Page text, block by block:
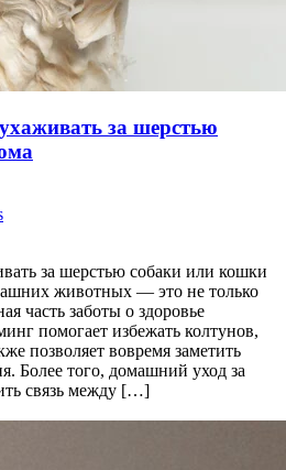
за шерстью
за шерстью собаки или кошки
животных — это не только
часть заботы о здоровье
помогает избежать колтунов,
позволяет вовремя заметить
Более того, домашний уход за
связь между […]